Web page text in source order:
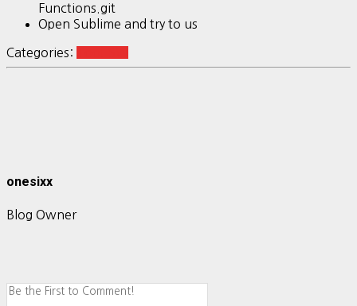
Functions.git
Open Sublime and try to us
Categories:
onesixx
Blog Owner